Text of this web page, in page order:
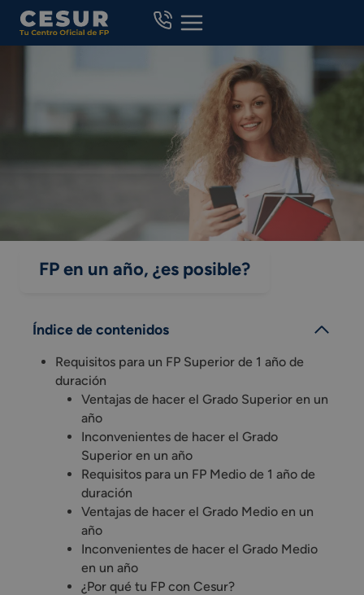
Skip
content
FP en un año, ¿es posible?
Índice de contenidos
Requisitos para un FP Superior de 1 año de
duración
Ventajas de hacer el Grado Superior en un
año
Inconvenientes de hacer el Grado
Superior en un año
Requisitos para un FP Medio de 1 año de
duración
Ventajas de hacer el Grado Medio en un
año
Inconvenientes de hacer el Grado Medio
en un año
¿Por qué tu FP con Cesur?